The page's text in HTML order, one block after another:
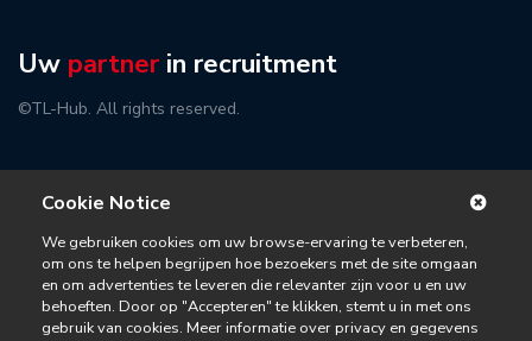
Uw partner in recruitment
©TL-Hub. All rights reserved.
Cookie Notice
We gebruiken cookies om uw browse-ervaring te verbeteren,
om ons te helpen begrijpen hoe bezoekers met de site omgaan
en om advertenties te leveren die relevanter zijn voor u en uw
behoeften. Door op "Accepteren" te klikken, stemt u in met ons
gebruik van cookies. Meer informatie over privacy en gegevens